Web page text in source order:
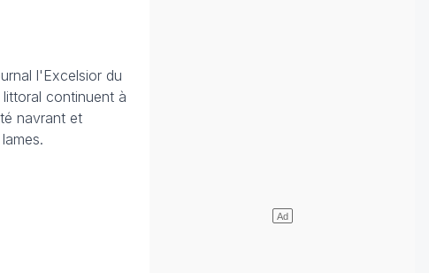
l'Excelsior du
continuent à
navrant et